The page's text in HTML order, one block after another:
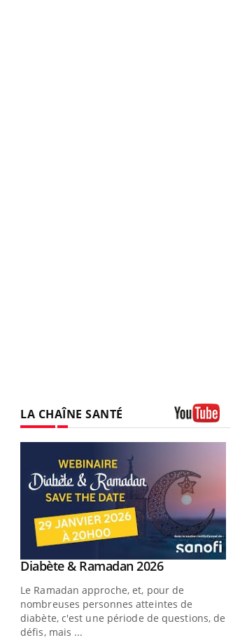
LA CHAÎNE SANTÉ
Youtube
Diabète & Ramadan 2026Youtube
Le Ramadan approche, et, pour de
nombreuses personnes atteintes de
diabète, c'est une période de questions, de
défis, mais ...